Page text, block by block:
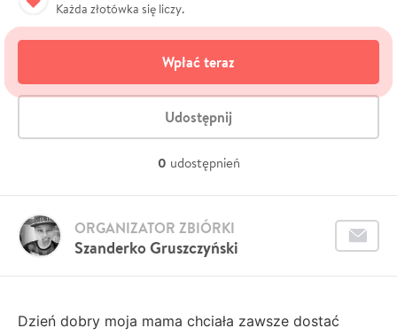
Każda złotówka się liczy.
Wpłać teraz
Udostępnij
0 udostępnień
Szanderko Gruszczyński
ORGANIZATOR ZBIÓRKI
Dzień dobry moja mama chciała zawsze dostać